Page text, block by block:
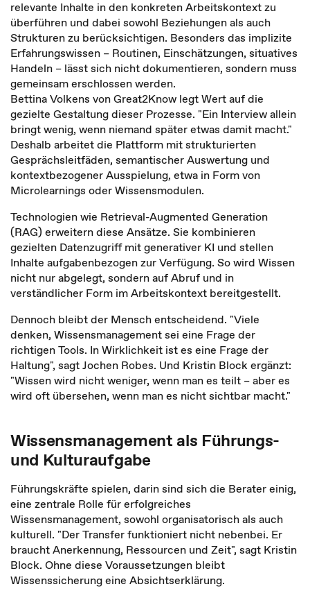
relevante Inhalte in den konkreten Arbeitskontext zu
überführen und dabei sowohl Beziehungen als auch
Strukturen zu berücksichtigen. Besonders das implizite
Erfahrungswissen – Routinen, Einschätzungen, situatives
Handeln – lässt sich nicht dokumentieren, sondern muss
gemeinsam erschlossen werden.
Bettina Volkens von Great2Know legt Wert auf die
gezielte Gestaltung dieser Prozesse. "Ein Interview allein
bringt wenig, wenn niemand später etwas damit macht."
Deshalb arbeitet die Plattform mit strukturierten
Gesprächsleitfäden, semantischer Auswertung und
kontextbezogener Ausspielung, etwa in Form von
Microlearnings oder Wissensmodulen.
Technologien wie Retrieval-Augmented Generation
(RAG) erweitern diese Ansätze. Sie kombinieren
gezielten Datenzugriff mit generativer KI und stellen
Inhalte aufgabenbezogen zur Verfügung. So wird Wissen
nicht nur abgelegt, sondern auf Abruf und in
verständlicher Form im Arbeitskontext bereitgestellt.
Dennoch bleibt der Mensch entscheidend. "Viele
denken, Wissensmanagement sei eine Frage der
richtigen Tools. In Wirklichkeit ist es eine Frage der
Haltung", sagt Jochen Robes. Und Kristin Block ergänzt:
"Wissen wird nicht weniger, wenn man es teilt – aber es
wird oft übersehen, wenn man es nicht sichtbar macht."
Wissensmanagement als Führungs-
und Kulturaufgabe
Führungskräfte spielen, darin sind sich die Berater einig,
eine zentrale Rolle für erfolgreiches
Wissensmanagement, sowohl organisatorisch als auch
kulturell. "Der Transfer funktioniert nicht nebenbei. Er
braucht Anerkennung, Ressourcen und Zeit", sagt Kristin
Block. Ohne diese Voraussetzungen bleibt
Wissenssicherung eine Absichtserklärung.